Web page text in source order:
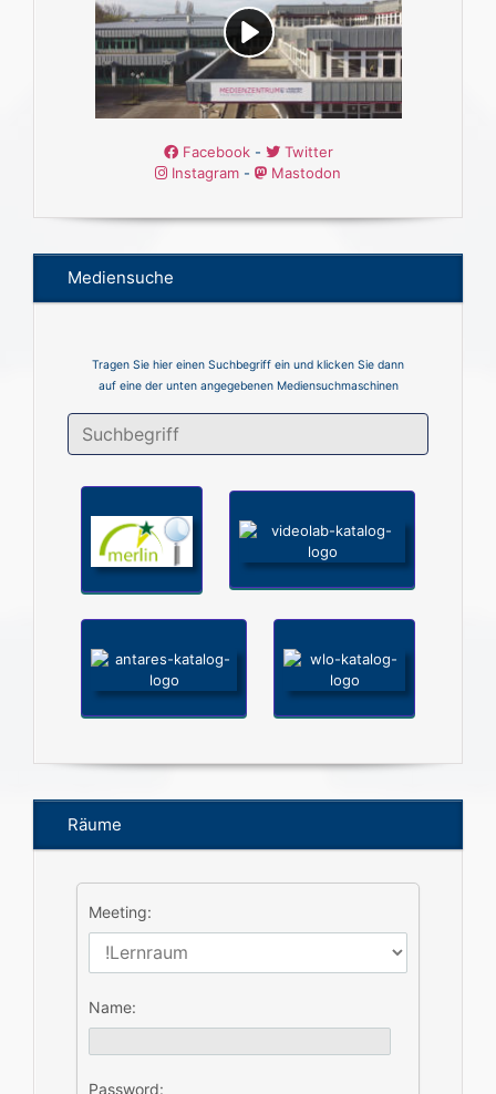
Facebook-
Twitter
Instagram - Mastodon
Mediensuche
Tragen Sie hier einen Suchbegriff ein und klicken Sie dann
auf eine der unten angegebenen Mediensuchmaschinen
Räume
Meeting:
Name:
Password: